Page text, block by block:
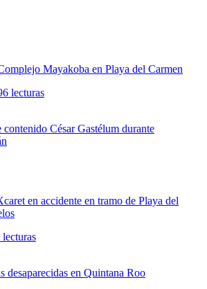
Mayakoba en Playa del Carmen
lecturas
César Gastélum durante
en accidente en tramo de Playa del
lecturas
desaparecidas en Quintana Roo